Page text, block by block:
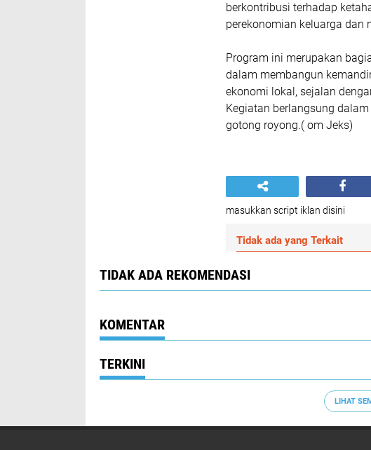
berkontribusi terhadap
perekonomian keluarga dan
Program ini merupakan
dalam membangun
ekonomi lokal, sejalan
Kegiatan berlangsung
gotong royong.( om Jeks)
masukkan script iklan disini
Tidak ada yang Terkait
TIDAK ADA REKOMENDASI
KOMENTAR
TERKINI
LIHAT